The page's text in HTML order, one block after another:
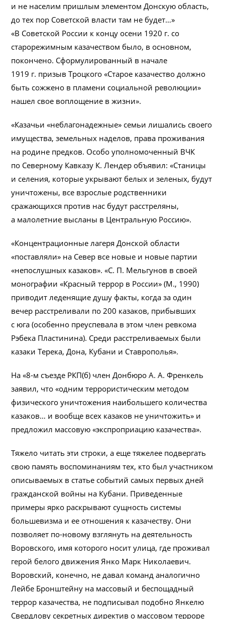
и не населим пришлым элементом Донскую область,
до тех пор Советской власти там не будет…»
«В Советской России к концу осени 1920 г. со
старорежимным казачеством было, в основном,
покончено. Сформулированный в начале
1919 г. призыв Троцкого «Старое казачество должно
быть сожжено в пламени социальной революции»
нашел свое воплощение в жизни».
«Казачьи «неблагонадежные» семьи лишались своего
имущества, земельных наделов, права проживания
на родине предков. Особо уполномоченный ВЧК
по Северному Кавказу К. Лендер объявил: «Станицы
и селения, которые укрывают белых и зеленых, будут
уничтожены, все взрослые родственники
сражающихся против нас будут расстреляны,
а малолетние высланы в Центральную Россию».
«Концентрационные лагеря Донской области
«поставляли» на Север все новые и новые партии
«непослушных казаков». «С. П. Мельгунов в своей
монографии «Красный террор в России» (М., 1990)
приводит леденящие душу факты, когда за один
вечер расстреливали по 200 казаков, прибывших
с юга (особенно преуспевала в этом член ревкома
Рэбека Пластинина). Среди расстреливаемых были
казаки Терека, Дона, Кубани и Ставрополья».
На «8-м съезде РКП(б) член Донбюро А. А. Френкель
заявил, что «одним террористическим методом
физического уничтожения наибольшего количества
казаков… и вообще всех казаков не уничтожить» и
предложил массовую «экспроприацию казачества».
Тяжело читать эти строки, а еще тяжелее подвергать
свою память воспоминаниям тех, кто был участником
описываемых в статье событий самых первых дней
гражданской войны на Кубани. Приведенные
примеры ярко раскрывают сущность системы
большевизма и ее отношения к казачеству. Они
позволяет по-новому взглянуть на деятельность
Воровского, имя которого носит улица, где проживал
герой белого движения Янко Марк Николаевич.
Воровский, конечно, не давал команд аналогично
Лейбе Бронштейну на массовый и беспощадный
террор казачества, не подписывал подобно Янкелю
Свердлову секретных директив о массовом терроре